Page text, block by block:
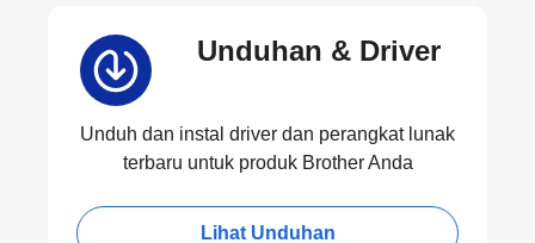
Unduhan & Driver
Unduh dan instal driver dan perangkat lunak
terbaru untuk produk Brother Anda
Lihat Unduhan